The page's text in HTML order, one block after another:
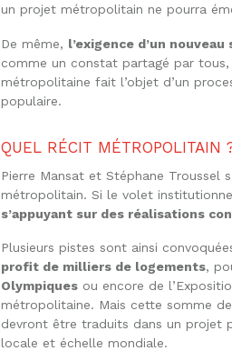
un projet métropolitain ne pourra
De même, l’exigence d’un
comme un constat partagé par
métropolitaine fait l’objet d’un
populaire.
QUEL RÉCIT MÉTROPOLITAIN
Pierre Mansat et Stéphane Troussel
métropolitain. Si le volet
s’appuyant sur des réalisations
Plusieurs pistes sont ainsi
profit de milliers de logements,
Olympiques ou encore de
métropolitaine. Mais cette somme
devront être traduits dans un projet
locale et échelle mondiale.